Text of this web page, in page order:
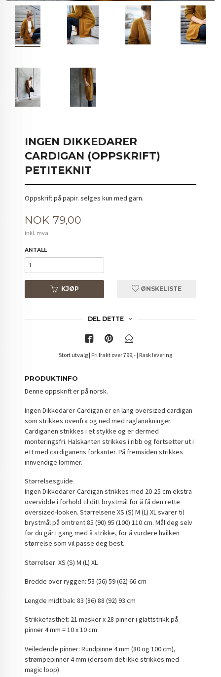
INGEN DIKKEDARER
CARDIGAN (OPPSKRIFT)
PETITEKNIT
Oppskrift på papir. selges kun med garn.
Pris
NOK 79,00
inkl. mva.
ANTALL
KJØP ØNSKELISTE
DEL DETTE
Stort utvalg | Fri frakt over 799,- | Rask levering
PRODUKTINFO
Denne oppskrift er på norsk.
Ingen Dikkedarer-Cardigan er en lang oversized cardigan
som strikkes ovenfra og ned med raglanøkninger.
Cardiganen strikkes i et stykke og er dermed
monteringsfri. Halskanten strikkes i ribb og fortsetter ut i
ett med cardiganens forkanter. På fremsiden strikkes
innvendige lommer.
Størrelsesguide
Ingen Dikkedarer-Cardigan strikkes med 20-25 cm ekstra
overvidde i forhold til ditt brystmål for å få den rette
oversized-looken. Størrelsene XS (S) M (L) XL svarer til
brystmål på omtrent 85 (90) 95 (100) 110 cm. Mål deg selv
før du går i gang med å strikke, for å vurdere hvilken
størrelse som vil passe deg best.
Størrelser: XS (S) M (L) XL
Bredde over ryggen: 53 (56) 59 (62) 66 cm
Lengde midt bak: 83 (86) 88 (92) 93 cm
Strikkefasthet: 21 masker x 28 pinner i glattstrikk på
pinner 4 mm = 10 x 10 cm
Veiledende pinner: Rundpinne 4 mm (80 og 100 cm),
strømpepinner 4 mm (dersom det ikke strikkes med
magic loop)